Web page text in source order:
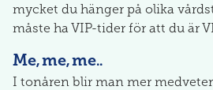
mycket du hänger på olika
måste ha VIP-tider för att du är
Me, me, me..
I tonåren blir man mer